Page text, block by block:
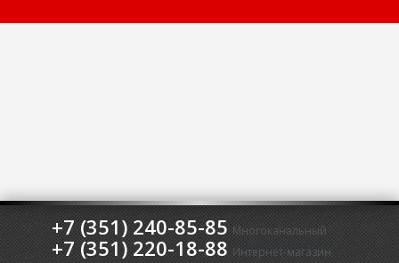
+7 (351) 240-85-85 Многоканальный
+7 (351) 220-18-88 Интернет-магазин